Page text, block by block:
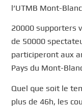
l’UTMB Mont-
20000 supporters
de 50000
participeront aux
Pays du Mont-
Quel que soit le
plus de 46h, les